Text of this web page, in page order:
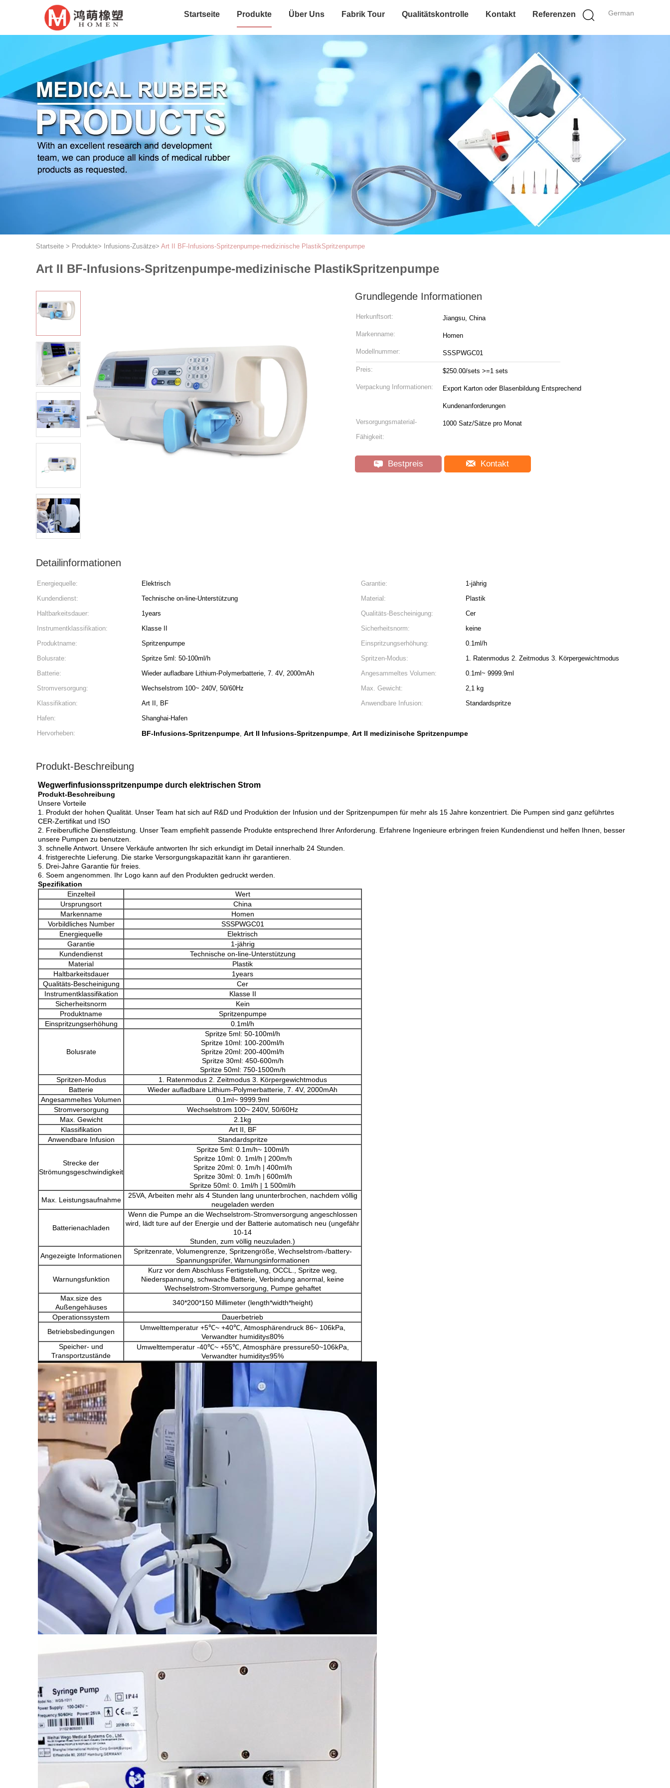
German
Startseite Produkte Über Uns Fabrik Tour Qualitätskontrolle Kontakt Referenzen
Startseite > Produkte> Infusions-Zusätze> Art II BF-Infusions-Spritzenpumpe-medizinische PlastikSpritzenpumpe
Art II BF-Infusions-Spritzenpumpe-medizinische PlastikSpritzenpumpe
Grundlegende Informationen
Herkunftsort: Jiangsu, China
Markenname: Homen
Modellnummer: SSSPWGC01
Preis: $250.00/sets >=1 sets
Verpackung Informationen: Export Karton oder Blasenbildung Entsprechend
Kundenanforderungen
Versorgungsmaterial-
Fähigkeit:
1000 Satz/Sätze pro Monat
Bestpreis Kontakt
Detailinformationen
Energiequelle: Elektrisch Garantie:
1-jährig
Kundendienst:
Technische on-line-Unterstützung Material:
Plastik
Haltbarkeitsdauer:
1years Qualitäts-Bescheinigung:
Cer
Instrumentklassifikation:
Klasse II Sicherheitsnorm:
keine
Produktname:
Spritzenpumpe Einspritzungserhöhung:
0.1ml/h
Bolusrate:
Spritze 5ml: 50-100ml/h Spritzen-Modus:
1. Ratenmodus 2. Zeitmodus 3. Körpergewichtmodus
Batterie:
Wieder aufladbare Lithium-Polymerbatterie, 7. 4V, 2000mAh Angesammeltes Volumen:
0.1ml~ 9999.9ml
Stromversorgung:
Wechselstrom 100~ 240V, 50/60Hz Max. Gewicht:
2,1 kg
Klassifikation:
Art II, BF Anwendbare Infusion:
Standardspritze
Hafen:
Shanghai-Hafen
Hervorheben:
BF-Infusions-Spritzenpumpe, Art II Infusions-Spritzenpumpe, Art II medizinische Spritzenpumpe
Produkt-Beschreibung
Wegwerfinfusionsspritzenpumpe durch elektrischen Strom
Produkt-Beschreibung
Unsere Vorteile
1. Produkt der hohen Qualität. Unser Team hat sich auf R&D und Produktion der Infusion und der Spritzenpumpen für mehr als 15 Jahre konzentriert. Die Pumpen sind ganz geführtes
CER-Zertifikat und ISO
2. Freiberufliche Dienstleistung. Unser Team empfiehlt passende Produkte entsprechend Ihrer Anforderung. Erfahrene Ingenieure erbringen freien Kundendienst und helfen Ihnen, besser
unsere Pumpen zu benutzen.
3. schnelle Antwort. Unsere Verkäufe antworten Ihr sich erkundigt im Detail innerhalb 24 Stunden.
4. fristgerechte Lieferung. Die starke Versorgungskapazität kann ihr garantieren.
5. Drei-Jahre Garantie für freies.
6. Soem angenommen. Ihr Logo kann auf den Produkten gedruckt werden.
Spezifikation
Einzelteil
Wert
Ursprungsort
China
Markenname
Homen
Vorbildliches Number
SSSPWGC01
Energiequelle
Elektrisch
Garantie
1-jährig
Kundendienst
Technische on-line-Unterstützung
Material
Plastik
Haltbarkeitsdauer
1years
Qualitäts-Bescheinigung
Cer
Instrumentklassifikation
Klasse II
Sicherheitsnorm
Kein
Produktname
Spritzenpumpe
Einspritzungserhöhung
0.1ml/h
Bolusrate
Spritze 5ml: 50-100ml/h
Spritze 10ml: 100-200ml/h
Spritze 20ml: 200-400ml/h
Spritze 30ml: 450-600m/h
Spritze 50ml: 750-1500m/h
Spritzen-Modus
1. Ratenmodus 2. Zeitmodus 3. Körpergewichtmodus
Batterie
Wieder aufladbare Lithium-Polymerbatterie, 7. 4V, 2000mAh
Angesammeltes Volumen
0.1ml~ 9999.9ml
Stromversorgung
Wechselstrom 100~ 240V, 50/60Hz
Max. Gewicht
2.1kg
Klassifikation
Art II, BF
Anwendbare Infusion
Standardspritze
Strecke der
Strömungsgeschwindigkeit
Spritze 5ml: 0.1m/h~ 100ml/h
Spritze 10ml: 0. 1ml/h | 200m/h
Spritze 20ml: 0. 1m/h | 400ml/h
Spritze 30ml: 0. 1m/h | 600ml/h
Spritze 50ml: 0. 1ml/h | 1 500ml/h
Max. Leistungsaufnahme
25VA, Arbeiten mehr als 4 Stunden lang ununterbrochen, nachdem völlig
neugeladen werden
Batterienachladen
Wenn die Pumpe an die Wechselstrom-Stromversorgung angeschlossen
wird, lädt ture auf der Energie und der Batterie automatisch neu (ungefähr
10-14
Stunden, zum völlig neuzuladen.)
Angezeigte Informationen
Spritzenrate, Volumengrenze, Spritzengröße, Wechselstrom-/battery-
Spannungsprüfer, Warnungsinformationen
Warnungsfunktion
Kurz vor dem Abschluss Fertigstellung, OCCL., Spritze weg,
Niederspannung, schwache Batterie, Verbindung anormal, keine
Wechselstrom-Stromversorgung, Pumpe gehaftet
Max.size des
Außengehäuses
340*200*150 Millimeter (length*width*height)
Operationssystem
Dauerbetrieb
Betriebsbedingungen
Umwelttemperatur +5℃~ +40℃, Atmosphärendruck 86~ 106kPa,
Verwandter humidity≤80%
Speicher- und
Transportzustände
Umwelttemperatur -40℃~ +55℃, Atmosphäre pressure50~106kPa,
Verwandter humidity≤95%